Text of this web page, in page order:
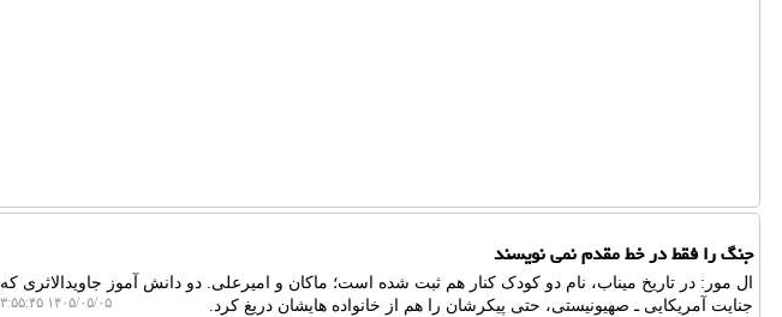
جنگ را فقط در خط مقدم نمی نویسند
ال مور: در تاریخ میناب، نام دو کودک کنار هم ثبت شده است؛ ماکان و امیرعلی. دو دانش آموز جاویدالاثری که
جنایت آمریکایی ـ صهیونیستی، حتی پیکرشان را هم از خانواده هایشان دریغ کرد.
۱۴۰۵/۰۵/۰۵ ۱۳:۵۵:۴۵